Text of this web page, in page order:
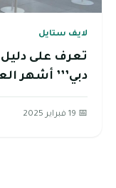
لايف ستايل
تعرف على
دبي’’’ أشهر
📅 19 فبراير 2025